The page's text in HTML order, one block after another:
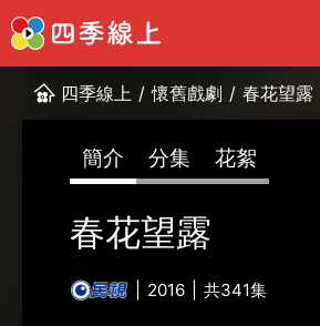
四季線上 / 懷舊戲劇 / 春花望露
簡介 分集 花絮
春花望露
2016 共341集